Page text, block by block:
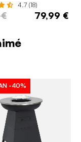
4.7 (18)
79,99 €
-40%